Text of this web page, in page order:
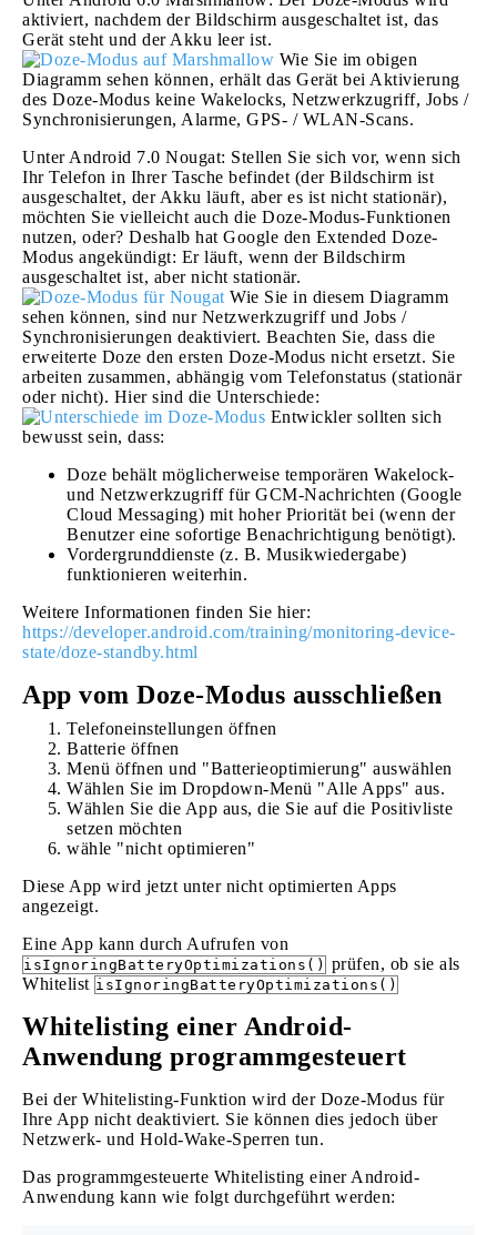
aktiviert, nachdem der Bildschirm ausgeschaltet ist, das
Gerät steht und der Akku leer ist.
Wie Sie im obigen
Diagramm sehen können, erhält das Gerät bei Aktivierung
des Doze-Modus keine Wakelocks, Netzwerkzugriff, Jobs /
Synchronisierungen, Alarme, GPS- / WLAN-Scans.
Unter Android 7.0 Nougat: Stellen Sie sich vor, wenn sich
Ihr Telefon in Ihrer Tasche befindet (der Bildschirm ist
ausgeschaltet, der Akku läuft, aber es ist nicht stationär),
möchten Sie vielleicht auch die Doze-Modus-Funktionen
nutzen, oder? Deshalb hat Google den Extended Doze-
Modus angekündigt: Er läuft, wenn der Bildschirm
ausgeschaltet ist, aber nicht stationär.
Wie Sie in diesem Diagramm
sehen können, sind nur Netzwerkzugriff und Jobs /
Synchronisierungen deaktiviert. Beachten Sie, dass die
erweiterte Doze den ersten Doze-Modus nicht ersetzt. Sie
arbeiten zusammen, abhängig vom Telefonstatus (stationär
oder nicht). Hier sind die Unterschiede:
Entwickler sollten sich
bewusst sein, dass:
Doze behält möglicherweise temporären Wakelock-
und Netzwerkzugriff für GCM-Nachrichten (Google
Cloud Messaging) mit hoher Priorität bei (wenn der
Benutzer eine sofortige Benachrichtigung benötigt).
Vordergrunddienste (z. B. Musikwiedergabe)
funktionieren weiterhin.
Weitere Informationen finden Sie hier:
https://developer.android.com/training/monitoring-device-
state/doze-standby.html
App vom Doze-Modus ausschließen
Telefoneinstellungen öffnen
Batterie öffnen
Menü öffnen und "Batterieoptimierung" auswählen
Wählen Sie im Dropdown-Menü "Alle Apps" aus.
Wählen Sie die App aus, die Sie auf die Positivliste
setzen möchten
wähle "nicht optimieren"
Diese App wird jetzt unter nicht optimierten Apps
angezeigt.
Eine App kann durch Aufrufen von
isIgnoringBatteryOptimizations() prüfen, ob sie als
Whitelist isIgnoringBatteryOptimizations()
Whitelisting einer Android-
Anwendung programmgesteuert
Bei der Whitelisting-Funktion wird der Doze-Modus für
Ihre App nicht deaktiviert. Sie können dies jedoch über
Netzwerk- und Hold-Wake-Sperren tun.
Das programmgesteuerte Whitelisting einer Android-
Anwendung kann wie folgt durchgeführt werden: